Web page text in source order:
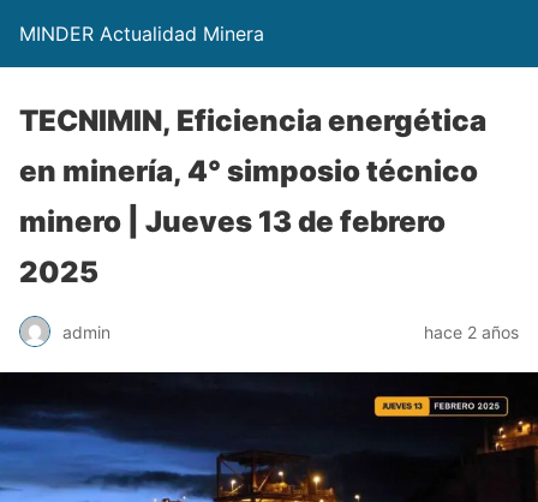
MINDER Actualidad Minera
TECNIMIN, Eficiencia energética
en minería, 4° simposio técnico
minero | Jueves 13 de febrero
2025
admin hace 2 años